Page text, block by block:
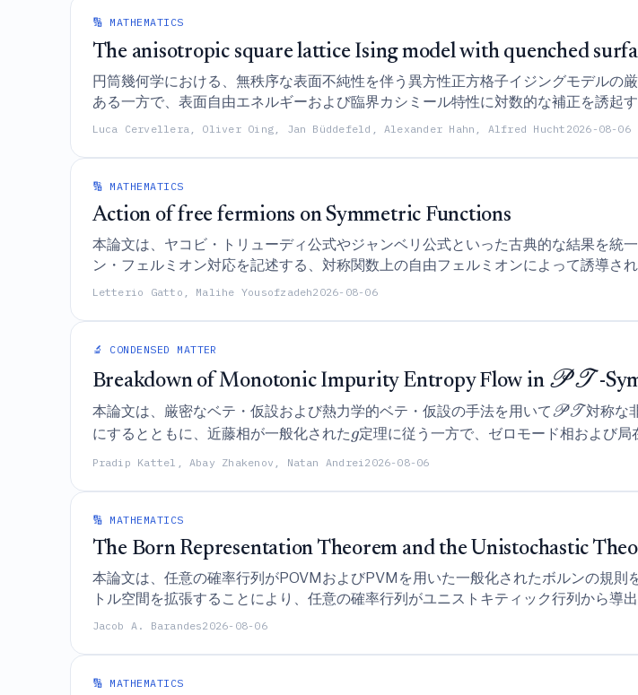
🔢 MATHEMATICS
The anisotropic square lattice Ising model with quenched
円筒幾何学における、無秩序な表面不純性を伴う異方性正方格子イジングモデル
ある一方で、表面自由エネルギーおよび臨界カシミール特性に対数的な補正を誘起す
Luca Cervellera, Oliver Oing, Jan Büddefeld, Alexander Hahn, Alfred Hucht 2026-08-06
🔢 MATHEMATICS
Action of free fermions on Symmetric Functions
本論文は、ヤコビ・トリューディ公式やジャンベリ公式といった古典的な結果を
ン・フェルミオン対応を記述する、対称関数上の自由フェルミオンによって誘導さ
Letterio Gatto, Malihe Yousofzadeh2026-08-06
🔬 CONDENSED MATTER
Breakdown of Monotonic Impurity Entropy Flow in PT -
本論文は、厳密なベテ・仮設および熱力学的ベテ・仮設の手法を用いてPT 対称な
にするとともに、近藤相が一般化されたg定理に従う一方で、ゼロモード相および
ントロピーを維持しているにもかかわらず、RG不可逆性に反する非単調な不純物エ
Pradip Kattel, Abay Zhakenov, Natan Andrei 2026-08-06
🔢 MATHEMATICS
The Born Representation Theorem and the Unistochastic
本論文は、任意の確率行列がPOVMおよびPVMを用いた一般化されたボルンの規
トル空間を拡張することにより、任意の確率行列がユニストキティック行列から
けるユニストキティック行列の優位性を確立するものである。
Jacob A. Barandes2026-08-06
🔢 MATHEMATICS